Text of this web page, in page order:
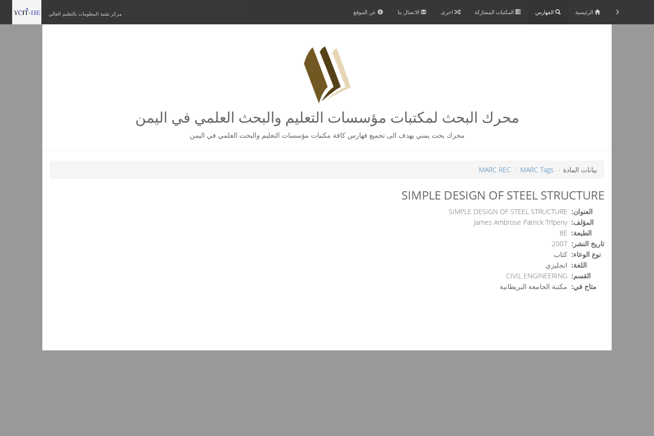
مركز تقنية المعلومات بالتعليم العالي عن الموقع الاتصال بنا اخرى المكتبات المشاركة الفهارس الرئيسية
محرك البحث لمكتبات مؤسسات التعليم والبحث العلمي في اليمن
محرك بحث يمني يهدف الى تجميع فهارس كافة مكتبات مؤسسات التعليم والبحث العلمي في اليمن
بيانات المادة MARC Tags
MARC REC
SIMPLE DESIGN OF STEEL STRUCTURE
العنوان: SIMPLE DESIGN OF STEEL STRUCTURE
المؤلف:James Ambrose Patrick Trlpeny
الطبعة: 8E
تاريخ النشر: 2007
نوع الوعاء: كتاب
اللغة: انجليزي
القسم: CIVIL ENGINEERING
متاح في: مكتبة الجامعة البريطانية